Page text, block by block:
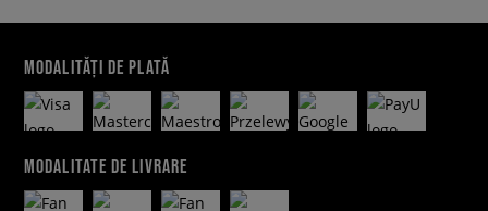
MODALITĂȚI DE PLATĂ
MODALITATE DE LIVRARE